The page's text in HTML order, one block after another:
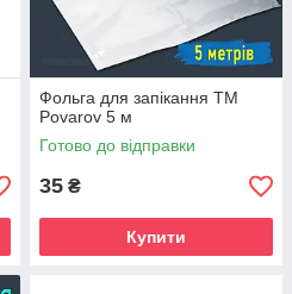
Фольга для запікання ТМ
Povarov 5 м
Готово до відправки
35 ₴
Купити